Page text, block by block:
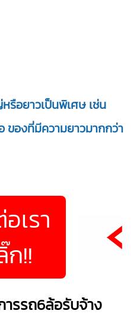
อยาวเป็นพิเศษ เช่น
ของที่มีความยาวมากกว่า
เรา
!!
ารรถ6ล้อรับจ้าง